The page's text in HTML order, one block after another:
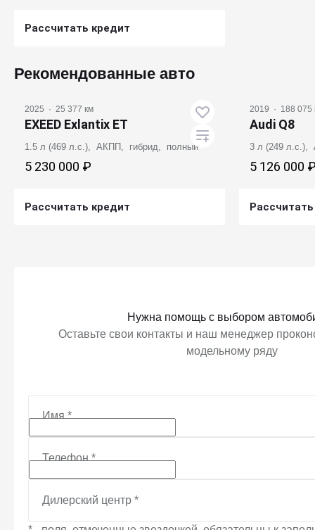
Рассчитать кредит
Рекомендованные авто
2025 · 25 377 км
EXEED Exlantix ET
1.5 л (469 л.с.), АКПП, гибрид, полный
5 230 000 ₽
Рассчитать кредит
2019 · 188 075
Audi Q8
3 л (249
5 126 000
Нужна помощь с выбором
Оставьте свои контакты и наш менеджер
модельному ряду
Имя*
Телефон*
Дилерский центр *